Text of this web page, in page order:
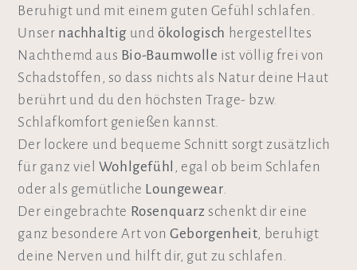
Beruhigt und mit einem guten Gefühl schlafen.
Unser nachhaltig und ökologisch hergestelltes
Nachthemd aus Bio-Baumwolle ist völlig frei von
Schadstoffen, so dass nichts als Natur deine Haut
berührt und du den höchsten Trage- bzw.
Schlafkomfort genießen kannst.
Der lockere und bequeme Schnitt sorgt zusätzlich
für ganz viel Wohlgefühl , egal ob beim Schlafen
oder als gemütliche Loungewear.
Der eingebrachte Rosenquarz schenkt dir eine
ganz besondere Art vonGeborgenheit, beruhigt
deine Nerven und hilft dir, gut zu schlafen.